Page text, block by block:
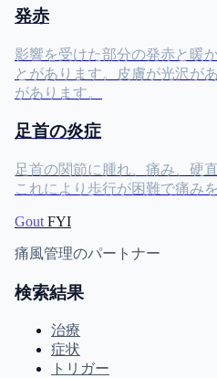
発赤
影響を受けた部分の発赤と暖
とがあります。皮膚が光沢が
があります。
足首の炎症
足首の関節に腫れ、痛み、硬
これにより歩行が困難で痛み
Gout FYI
痛風管理のパートナー
検索結果
治療
症状
トリガー